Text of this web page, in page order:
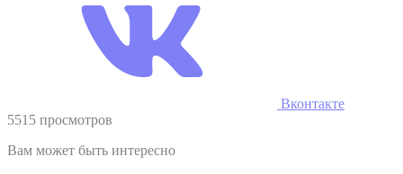
Вконтакте
5515 просмотров
Вам может быть интересно